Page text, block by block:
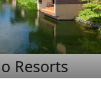
Resorts